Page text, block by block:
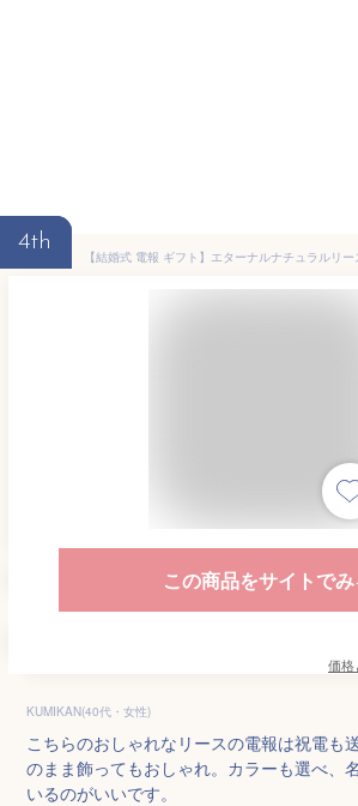
4th
この商品をサイトで
価格
KUMIKAN(40代・女性)
こちらのおしゃれなリースの電報は祝電も
のまま飾ってもおしゃれ。カラーも選べ、
いるのがいいです。